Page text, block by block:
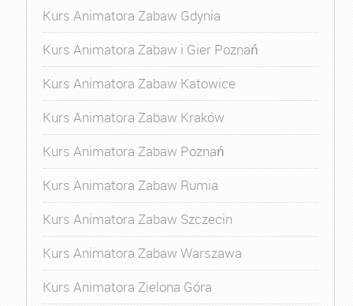
Kurs Animatora Zabaw Gdynia
Kurs Animatora Zabaw i Gier Poznań
Kurs Animatora Zabaw Katowice
Kurs Animatora Zabaw Kraków
Kurs Animatora Zabaw Poznań
Kurs Animatora Zabaw Rumia
Kurs Animatora Zabaw Szczecin
Kurs Animatora Zabaw Warszawa
Kurs Animatora Zielona Góra